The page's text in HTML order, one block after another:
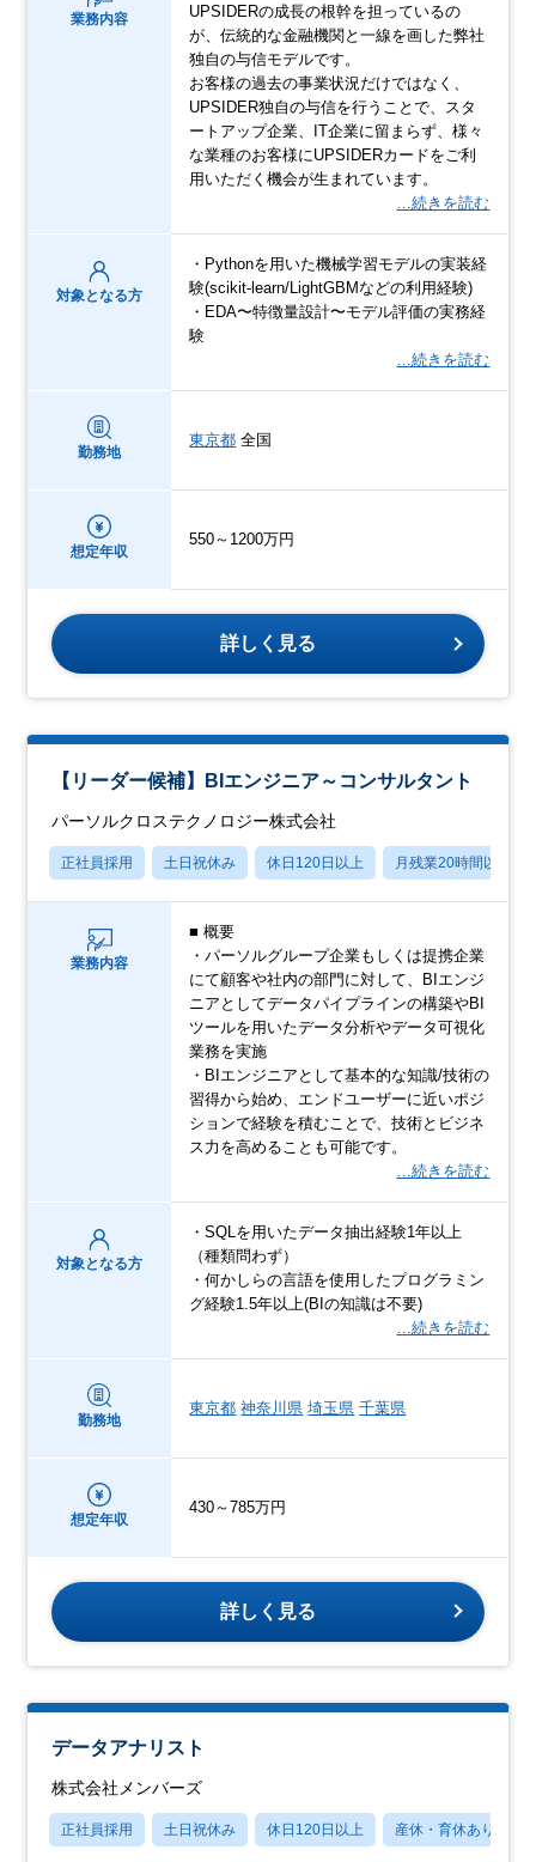
業務内容
UPSIDERの成長の根幹を担っているの
が、伝統的な金融機関と一線を画した弊社
独自の与信モデルです。
お客様の過去の事業状況だけではなく、
UPSIDER独自の与信を行うことで、スタ
ートアップ企業、IT企業に留まらず、様々
な業種のお客様にUPSIDERカードをご利
用いただく機会が生まれています。
…続きを読む
対象となる方
・Pythonを用いた機械学習モデルの実装経
験(scikit-learn/LightGBMなどの利用経験)
・EDA〜特徴量設計〜モデル評価の実務経
験
…続きを読む
勤務地
東京都 全国
想定年収
550～1200万円
詳しく見る
【リーダー候補】BIエンジニア～コンサルタント
パーソルクロステクノロジー株式会社
正社員採用 土日祝休み 休日120日以上 月残業20時間以内
業務内容
■ 概要
・パーソルグループ企業もしくは提携企業
にて顧客や社内の部門に対して、BIエンジ
ニアとしてデータパイプラインの構築やBI
ツールを用いたデータ分析やデータ可視化
業務を実施
・BIエンジニアとして基本的な知識/技術の
習得から始め、エンドユーザーに近いポジ
ションで経験を積むことで、技術とビジネ
ス力を高めることも可能です。
…続きを読む
対象となる方
・SQLを用いたデータ抽出経験1年以上
（種類問わず）
・何かしらの言語を使用したプログラミン
グ経験1.5年以上(BIの知識は不要)
…続きを読む
勤務地
東京都 神奈川県 埼玉県 千葉県
想定年収
430～785万円
詳しく見る
データアナリスト
株式会社メンバーズ
正社員採用 土日祝休み 休日120日以上 産休・育休あり